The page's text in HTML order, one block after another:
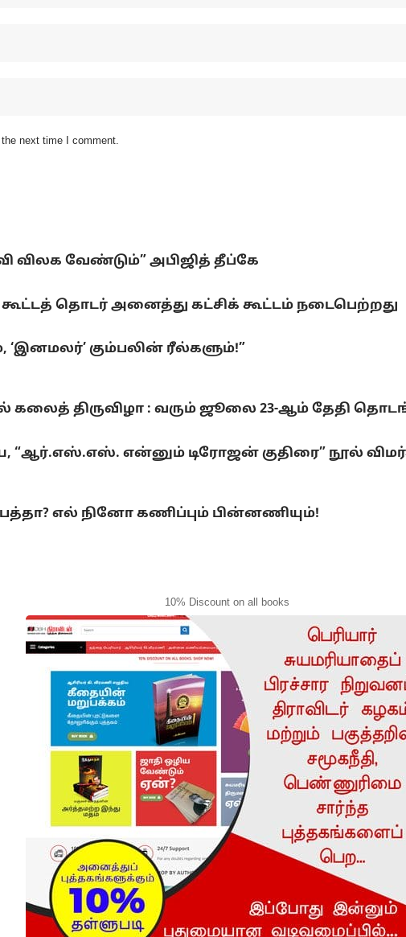
next time I comment.
விலக வேண்டும்” அபிஜித் தீப்கே
தொடர் அனைத்து கட்சிக் கூட்டம் நடைபெற்றது
கும்பலின் ரீல்களும்!”
கலைத் திருவிழா : வரும் ஜூலை 23-ஆம் தேதி
“ஆர்.எஸ்.எஸ். என்னும் டிரோஜன் குதிரை” நூல்
எல் நினோ கணிப்பும் பின்னணியும்!
10% Discount on all books